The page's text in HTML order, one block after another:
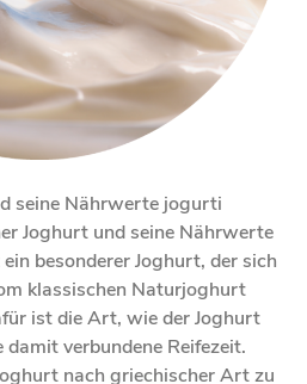
seine Nährwerte jogurti
Joghurt und seine Nährwerte
besonderer Joghurt, der sich
klassischen Naturjoghurt
ist die Art, wie der Joghurt
verbundene Reifezeit.
nach griechischer Art zu